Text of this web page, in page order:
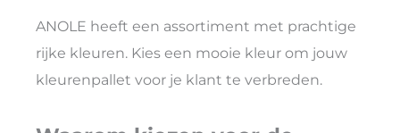
ANOLE heeft een assortiment met prachtige
rijke kleuren. Kies een mooie kleur om jouw
kleurenpallet voor je klant te verbreden.